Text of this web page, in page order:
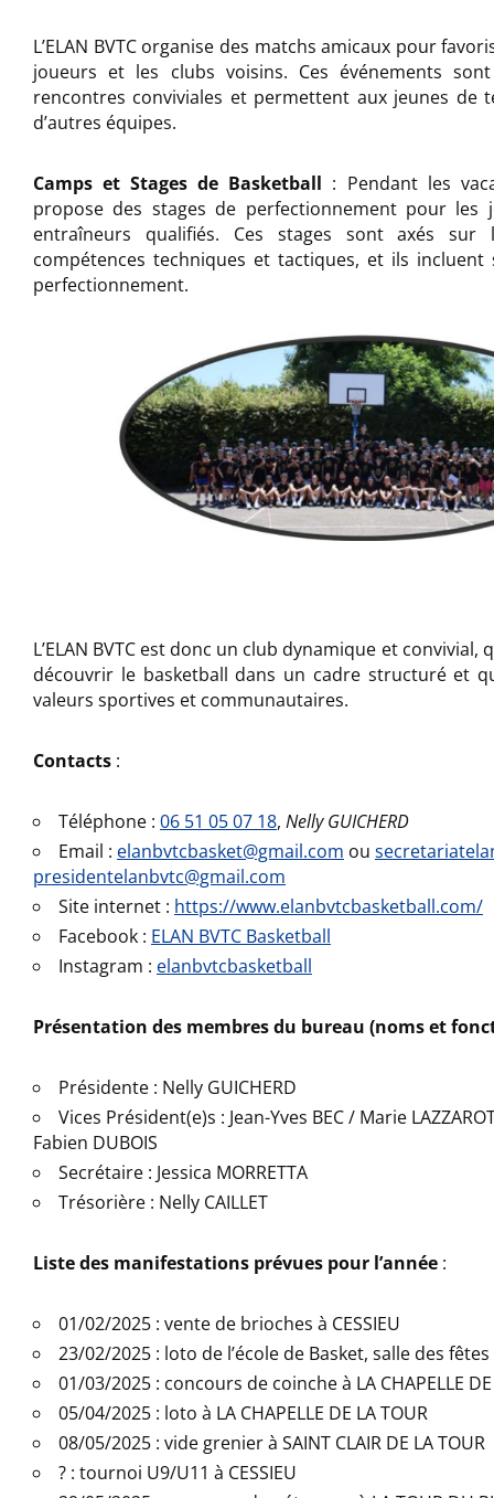
L’ELAN BVTC organise des matchs amicaux pour
joueurs et les clubs voisins. Ces événements
rencontres conviviales et permettent aux jeunes de
d’autres équipes.
Camps et Stages de Basketball : Pendant les
propose des stages de perfectionnement pour les
entraîneurs qualifiés. Ces stages sont axés sur
compétences techniques et tactiques, et ils
perfectionnement.
L’ELAN BVTC est donc un club dynamique et
découvrir le basketball dans un cadre structuré et
valeurs sportives et communautaires.
Contacts :
Téléphone : 06 51 05 07 18, Nelly GUICHERD
Email : elanbvtcbasket@gmail.com ou
presidentelanbvtc@gmail.com
Site internet : https://www.elanbvtcbasketball.com/
Facebook : ELAN BVTC Basketball
Instagram : elanbvtcbasketball
Présentation des membres du bureau (noms et
Présidente : Nelly GUICHERD
Vices Président(e)s : Jean-Yves BEC / Marie
Fabien DUBOIS
Secrétaire : Jessica MORRETTA
Trésorière : Nelly CAILLET
Liste des manifestations prévues pour l’année :
01/02/2025 : vente de brioches à CESSIEU
23/02/2025 : loto de l’école de Basket, salle des fêtes
01/03/2025 : concours de coinche à LA CHAPELLE DE
05/04/2025 : loto à LA CHAPELLE DE LA TOUR
08/05/2025 : vide grenier à SAINT CLAIR DE LA TOUR
? : tournoi U9/U11 à CESSIEU